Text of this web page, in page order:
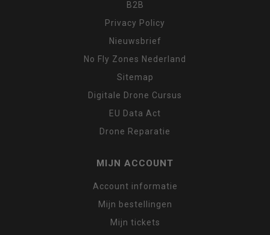
B2B
Privacy Policy
Nieuwsbrief
No Fly Zones Nederland
Sitemap
Digitale Drone Cursus
EU Data Act
Drone Reparatie
MIJN ACCOUNT
Account informatie
Mijn bestellingen
Mijn tickets